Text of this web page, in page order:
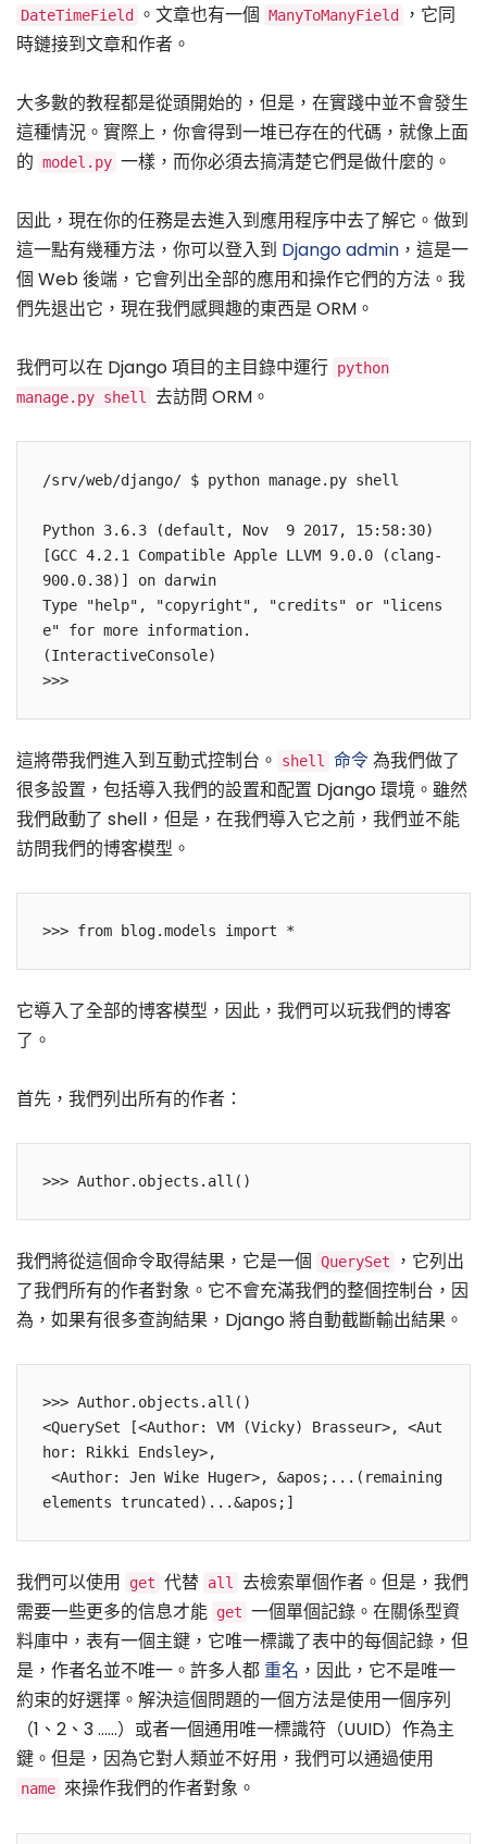
DateTimeField 。文章也有一個 ManyToManyField
，它同
時鏈接到文章和作者。
大多數的教程都是從頭開始的，但是，在實踐中並不會發生
這種情況。實際上，你會得到一堆已存在的代碼，就像上面
的 model.py 一樣，而你必須去搞清楚它們是做什麼的。
因此，現在你的任務是去進入到應用程序中去了解它。做到
這一點有幾種方法，你可以登入到 Django admin ，這是一
個 Web 後端，它會列出全部的應用和操作它們的方法。我
們先退出它，現在我們感興趣的東西是 ORM。
我們可以在 Django 項目的主目錄中運行 python
manage.py shell 去訪問 ORM。
/srv/web/django/ $ python manage.py shell
Python 3.6.3 (default, Nov  9 2017, 15:58:30)
[GCC 4.2.1 Compatible Apple LLVM 9.0.0 (clang-
900.0.38)] on darwin
Type "help", "copyright", "credits" or "licens
e" for more information.
(InteractiveConsole)
這將帶我們進入到互動式控制台。 shell 命令 為我們做了
很多設置，包括導入我們的設置和配置 Django 環境。雖然
我們啟動了 shell，但是，在我們導入它之前，我們並不能
訪問我們的博客模型。
它導入了全部的博客模型，因此，我們可以玩我們的博客
了。
首先，我們列出所有的作者：
我們將從這個命令取得結果，它是一個 QuerySet
，它列出
了我們所有的作者對象。它不會充滿我們的整個控制台，因
為，如果有很多查詢結果，Django 將自動截斷輸出結果。
>>> Author.objects.all()
<QuerySet [<Author: VM (Vicky) Brasseur>, <Aut
hor: Rikki Endsley>,
<Author: Jen Wike Huger>, &apos;...(remaining
我們可以使用 get 代替 all 去檢索單個作者。但是，我們
需要一些更多的信息才能 get 一個單個記錄。在關係型資
料庫中，表有一個主鍵，它唯一標識了表中的每個記錄，但
是，作者名並不唯一。許多人都重名 ，因此，它不是唯一
約束的好選擇。解決這個問題的一個方法是使用一個序列
（1、2、3 ……）或者一個通用唯一標識符（UUID）作為主
鍵。但是，因為它對人類並不好用，我們可以通過使用
name 來操作我們的作者對象。